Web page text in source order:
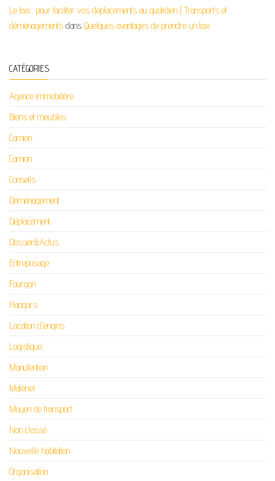
Le taxi : pour faciliter vos déplacements au quotidien | Transports et
déménagements dans Quelques avantages de prendre un taxi
CATÉGORIES
Agence immobilière
Biens et meubles
Camion
Camion
Conseils
Déménagement
Déplacement
Dossier&Actus
Entreposage
Fourgon
Hangars
Location d'engins
Logistique
Manutention
Matériel
Moyen de transport
Non classé
Nouvelle habitation
Organisation